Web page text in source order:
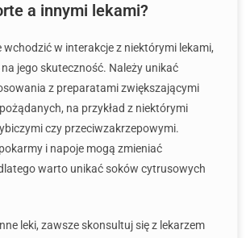
a innymi lekami?
wchodzić w interakcje z niektórymi lekami,
jego skuteczność. Należy unikać
z preparatami zwiększającymi
na przykład z niektórymi
czy przeciwzakrzepowymi.
i napoje mogą zmieniać
warto unikać soków cytrusowych
leki, zawsze skonsultuj się z lekarzem